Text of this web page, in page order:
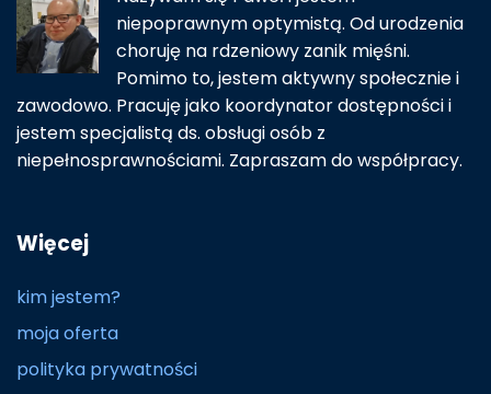
niepoprawnym optymistą. Od urodzenia
choruję na rdzeniowy zanik mięśni.
Pomimo to, jestem aktywny społecznie i
zawodowo. Pracuję jako koordynator dostępności i
jestem specjalistą ds. obsługi osób z
niepełnosprawnościami. Zapraszam do współpracy.
Więcej
kim jestem?
moja oferta
polityka prywatności